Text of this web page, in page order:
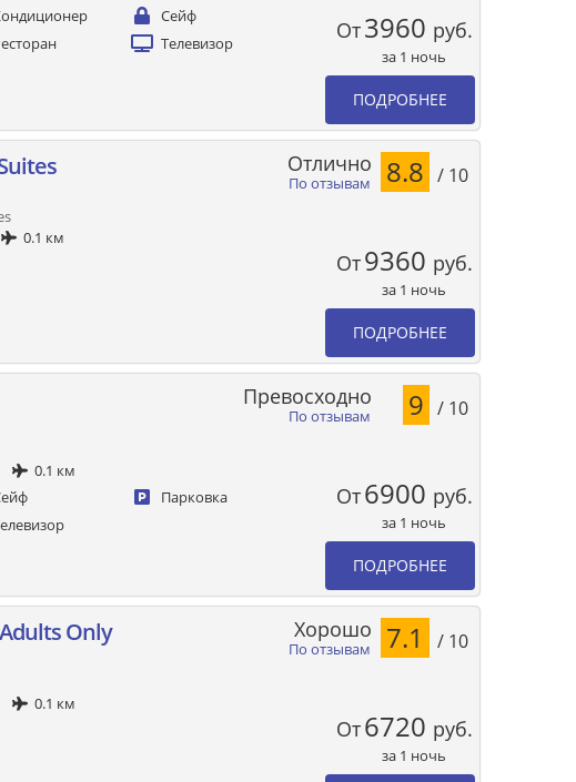
Сейф
Телевизор
От3960 руб.
за 1 ночь
ПОДРОБНЕЕ
0.1 км
По отзывам
Отлично 8.8 / 10
От9360 руб.
за 1 ночь
ПОДРОБНЕЕ
0.1 км
Парковка
По отзывам
Превосходно 9 / 10
От6900 руб.
за 1 ночь
ПОДРОБНЕЕ
Only
0.1 км
По отзывам
Хорошо 7.1 / 10
От6720 руб.
за 1 ночь